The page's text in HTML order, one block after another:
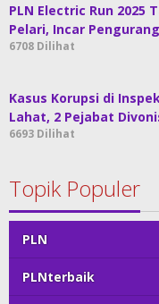
PLN Electric Run 2025
Pelari, Incar
6708 Dilihat
Kasus Korupsi di
Lahat, 2 Pejabat
6693 Dilihat
Topik Populer
PLN
PLNterbaik